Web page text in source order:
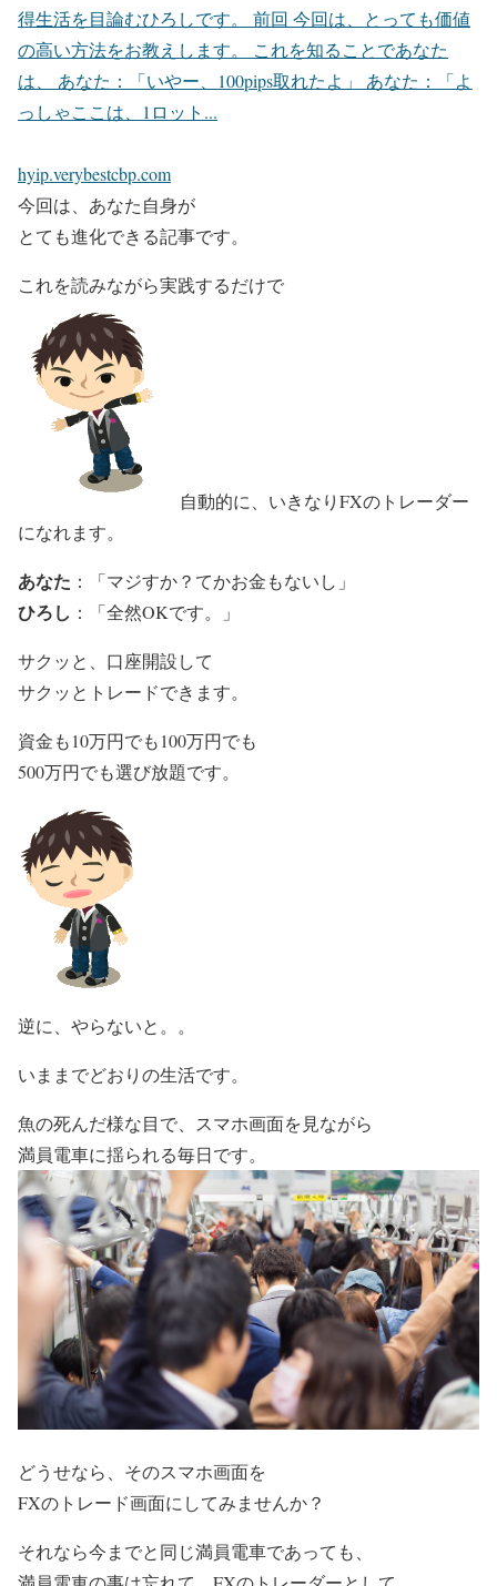
得生活を目論むひろしです。 前回 今回は、とっても価値
の高い方法をお教えします。 これを知ることであなた
は、 あなた：「いやー、100pips取れたよ」 あなた：「よ
っしゃここは、1ロット...
hyip.verybestcbp.com
今回は、あなた自身が
とても進化できる記事です。
これを読みながら実践するだけで
自動的に、いきなりFXのトレーダー
になれます。
あなた ：「マジすか？てかお金もないし」
ひろし ：「全然OKです。」
サクッと、口座開設して
サクッとトレードできます。
資金も10万円でも100万円でも
500万円でも選び放題です。
逆に、やらないと。。
いままでどおりの生活です。
魚の死んだ様な目で、スマホ画面を見ながら
満員電車に揺られる毎日です。
どうせなら、そのスマホ画面を
FXのトレード画面にしてみませんか？
それなら今までと同じ満員電車であっても、